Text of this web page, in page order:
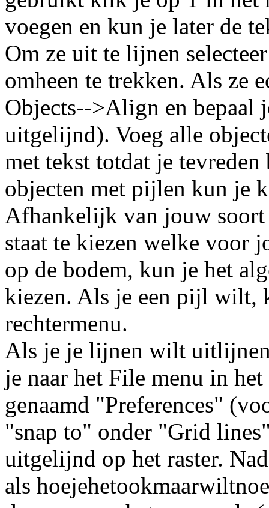
voegen en kun je later de
Om ze uit te lijnen
omheen te trekken. Als ze
Objects-->Align en bepaal
uitgelijnd). Voeg alle
met tekst totdat je
objecten met pijlen kun je
Afhankelijk van jouw
staat te kiezen welke voor
op de bodem, kun je het
kiezen. Als je een pijl wilt,
rechtermenu.
Als je je lijnen wilt
je naar het File menu in
genaamd "Preferences"
"snap to" onder "Grid
uitgelijnd op het raster.
als